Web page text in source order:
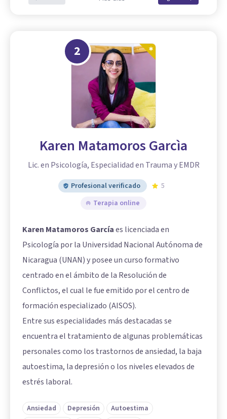
2
Karen Matamoros Garcìa
Lic. en Psicología, Especialidad en Trauma y EMDR
Profesional verificado
5
Terapia online
Karen Matamoros Garcíaes licenciada en
Psicología por la Universidad Nacional Autónoma de
Nicaragua (UNAN) y posee un curso formativo
centrado en el ámbito de la Resolución de
Conflictos, el cual le fue emitido por el centro de
formación especializado (AISOS).
Entre sus especialidades más destacadas se
encuentra el tratamiento de algunas problemáticas
personales como los trastornos de ansiedad, la baja
autoestima, la depresión o los niveles elevados de
estrés laboral.
Ansiedad Depresión
Autoestima